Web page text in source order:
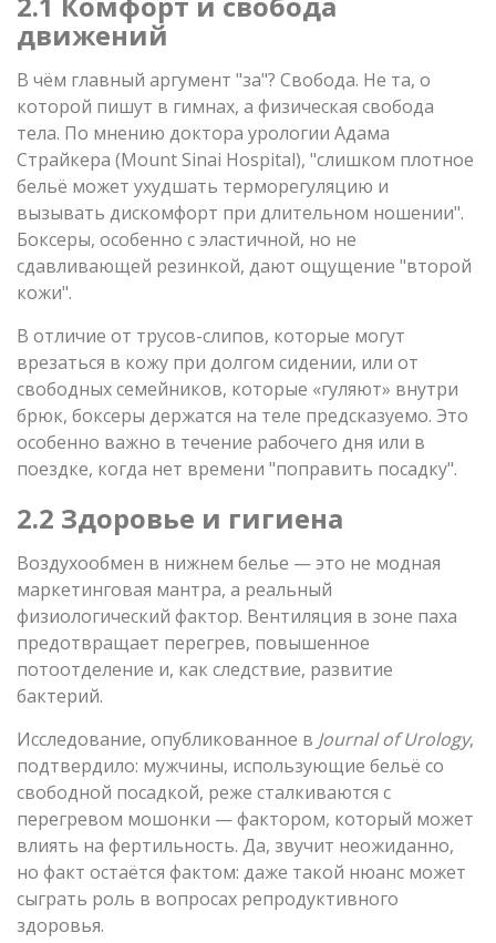
движений
В чём главный аргумент "за"? Свобода. Не та, о
которой пишут в гимнах, а физическая свобода
тела. По мнению доктора урологии Адама
Страйкера (Mount Sinai Hospital), "слишком плотное
бельё может ухудшать терморегуляцию и
вызывать дискомфорт при длительном ношении".
Боксеры, особенно с эластичной, но не
сдавливающей резинкой, дают ощущение "второй
кожи".
В отличие от трусов-слипов, которые могут
врезаться в кожу при долгом сидении, или от
свободных семейников, которые «гуляют» внутри
брюк, боксеры держатся на теле предсказуемо. Это
особенно важно в течение рабочего дня или в
поездке, когда нет времени "поправить посадку".
2.2 Здоровье и гигиена
Воздухообмен в нижнем белье — это не модная
маркетинговая мантра, а реальный
физиологический фактор. Вентиляция в зоне паха
предотвращает перегрев, повышенное
потоотделение и, как следствие, развитие
бактерий.
Исследование, опубликованное в Journal of Urology,
подтвердило: мужчины, использующие бельё со
свободной посадкой, реже сталкиваются с
перегревом мошонки — фактором, который может
влиять на фертильность. Да, звучит неожиданно,
но факт остаётся фактом: даже такой нюанс может
сыграть роль в вопросах репродуктивного
здоровья.